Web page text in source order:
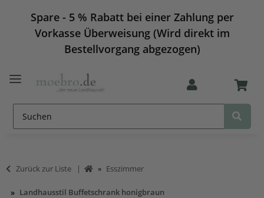
Spare - 5 % Rabatt bei einer Zahlung per
Vorkasse Überweisung (Wird direkt im
Bestellvorgang abgezogen)
Zurück zur Liste Esszimmer
Landhausstil Buffetschrank honigbraun